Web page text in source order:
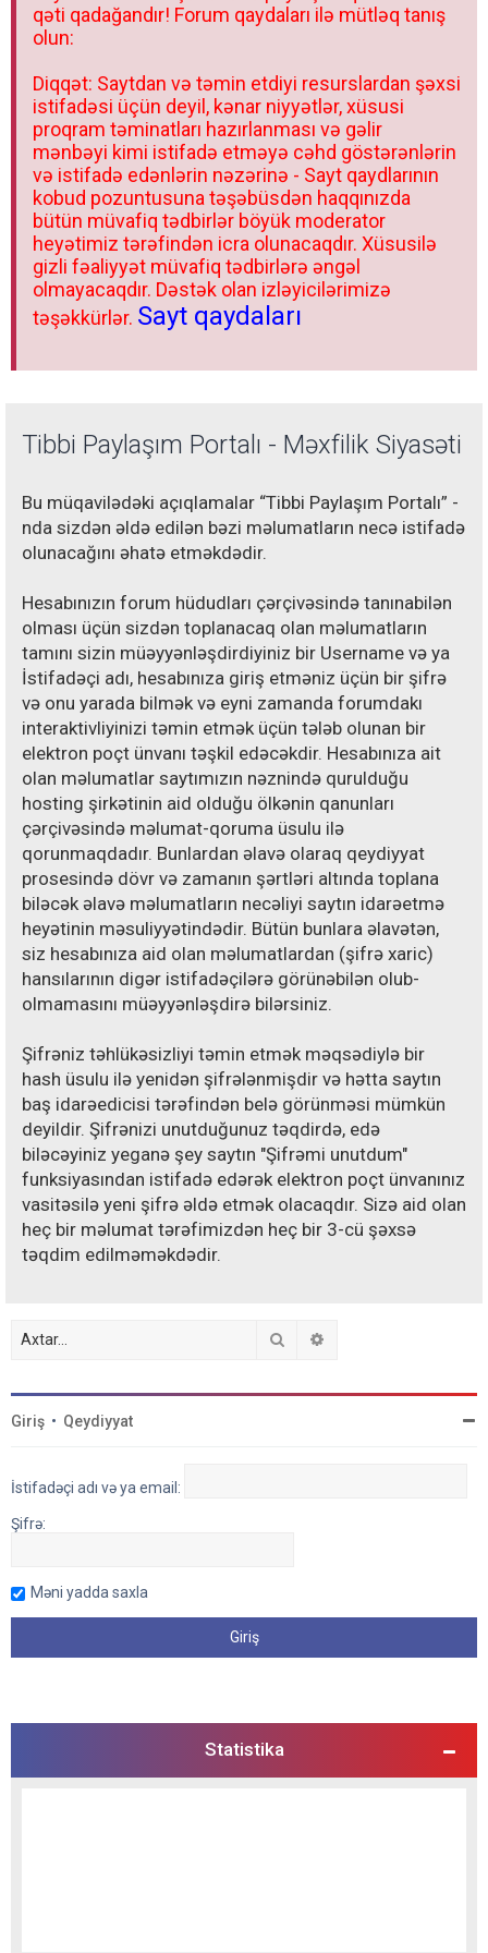
qəti qadağandır! Forum qaydaları ilə mütləq tanış
olun:
Diqqət: Saytdan və təmin etdiyi resurslardan şəxsi
istifadəsi üçün deyil, kənar niyyətlər, xüsusi
proqram təminatları hazırlanması və gəlir
mənbəyi kimi istifadə etməyə cəhd göstərənlərin
və istifadə edənlərin nəzərinə - Sayt qaydlarının
kobud pozuntusuna təşəbüsdən haqqınızda
bütün müvafiq tədbirlər böyük moderator
heyətimiz tərəfindən icra olunacaqdır. Xüsusilə
gizli fəaliyyət müvafiq tədbirlərə əngəl
olmayacaqdır. Dəstək olan izləyicilərimizə
təşəkkürlər. Sayt qaydaları
Tibbi Paylaşım Portalı - Məxfilik Siyasəti
Bu müqavilədəki açıqlamalar “Tibbi Paylaşım Portalı” -
nda sizdən əldə edilən bəzi məlumatların necə istifadə
olunacağını əhatə etməkdədir.
Hesabınızın forum hüdudları çərçivəsində tanınabilən
olması üçün sizdən toplanacaq olan məlumatların
tamını sizin müəyyənləşdirdiyiniz bir Username və ya
İstifadəçi adı, hesabınıza giriş etməniz üçün bir şifrə
və onu yarada bilmək və eyni zamanda forumdakı
interaktivliyinizi təmin etmək üçün tələb olunan bir
elektron poçt ünvanı təşkil edəcəkdir. Hesabınıza ait
olan məlumatlar saytımızın nəznində qurulduğu
hosting şirkətinin aid olduğu ölkənin qanunları
çərçivəsində məlumat-qoruma üsulu ilə
qorunmaqdadır. Bunlardan əlavə olaraq qeydiyyat
prosesində dövr və zamanın şərtləri altında toplana
biləcək əlavə məlumatların necəliyi saytın idarəetmə
heyətinin məsuliyyətindədir. Bütün bunlara əlavətən,
siz hesabınıza aid olan məlumatlardan (şifrə xaric)
hansılarının digər istifadəçilərə görünəbilən olub-
olmamasını müəyyənləşdirə bilərsiniz.
Şifrəniz təhlükəsizliyi təmin etmək məqsədiylə bir
hash üsulu ilə yenidən şifrələnmişdir və hətta saytın
baş idarəedicisi tərəfindən belə görünməsi mümkün
deyildir. Şifrənizi unutduğunuz təqdirdə, edə
biləcəyiniz yeganə şey saytın "Şifrəmi unutdum"
funksiyasından istifadə edərək elektron poçt ünvanınız
vasitəsilə yeni şifrə əldə etmək olacaqdır. Sizə aid olan
heç bir məlumat tərəfimizdən heç bir 3-cü şəxsə
təqdim edilməməkdədir.
Axtar
Giriş • Qeydiyyat
İstifadəçi adı və ya email:
Şifrə:
Məni yadda saxla
Statistika